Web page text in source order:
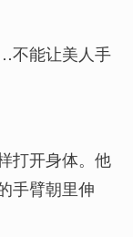
不能让美人手
打开身体。他
手臂朝里伸